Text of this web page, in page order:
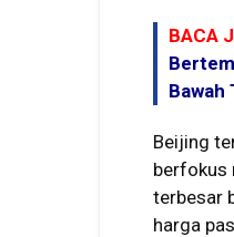
BACA
Bawah
Beijing
berfokus
terbesar
harga